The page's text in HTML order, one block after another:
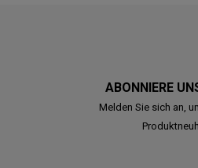
ABONNIERE
Melden Sie sich an,